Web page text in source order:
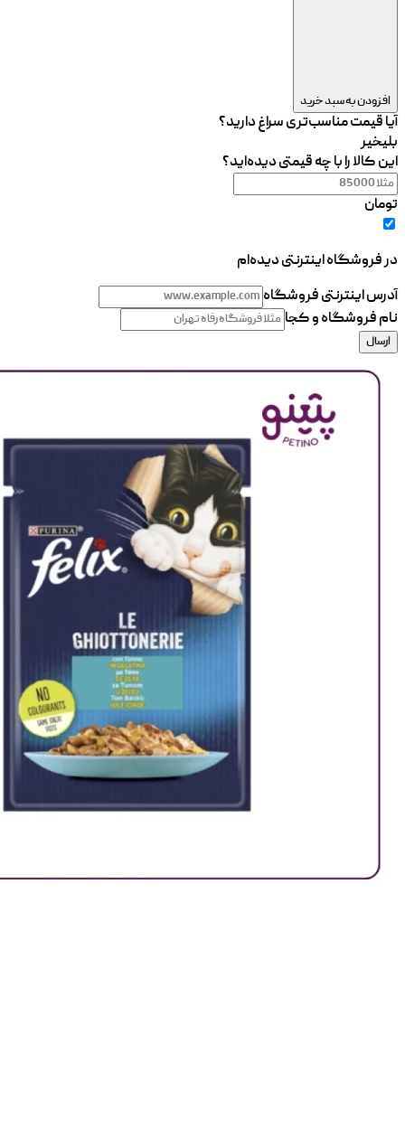
افزودن به سبد خرید
آیا قیمت مناسب‌تری سراغ دارید؟
بلیخیر
این کالا را با چه قیمتی دیده‌اید؟
تومان
در فروشگاه اینترنتی دیده‌ام
آدرس اینترنتی فروشگاه
نام فروشگاه و کجا